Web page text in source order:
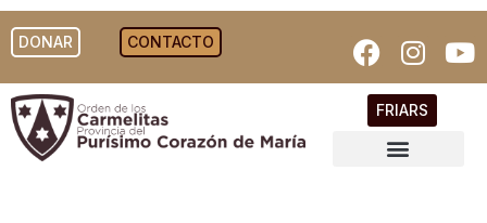
DONAR CONTACTO
FRIARS